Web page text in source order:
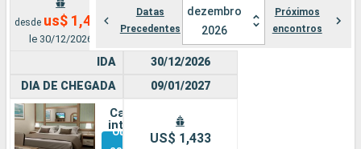
desde us$ 1,433
le 30/12/2026
Datas
Precedentes
dezembro
2026
Próximos
encontros
IDA
DIA DE CHEGADA
Cabine
interna
Outras
30/12/2026
09/01/2027
US$ 1,433
Cidades Companhias
Pesquisar